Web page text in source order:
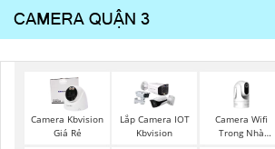
Camera Kbvision
Giá Rẻ
Lắp Camera IOT
Kbvision
Camera Wifi
Trong Nhà